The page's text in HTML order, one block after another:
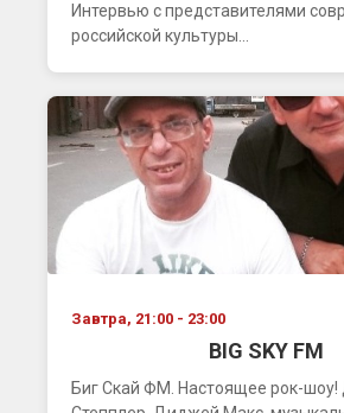
Интервью с представителями
российской культуры...
Завтра, 21:00 - 23:00
BIG SKY FM
Биг Скай ФМ. Настоящее рок-